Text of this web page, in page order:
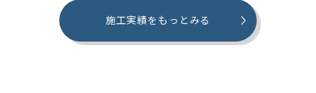
施工実績をもっとみる